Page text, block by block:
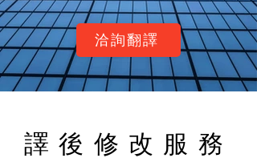
洽詢翻譯
譯後修改服務